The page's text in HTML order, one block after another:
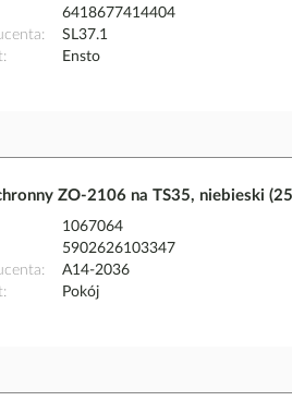
6418677414404
SL37.1
Ensto
ZO-2106 na TS35, niebieski
1067064
5902626103347
A14-2036
Pokój